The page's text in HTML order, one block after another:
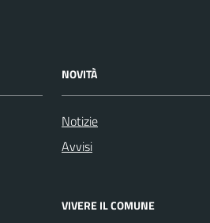
NOVITÀ
Notizie
Avvisi
VIVERE IL COMUNE